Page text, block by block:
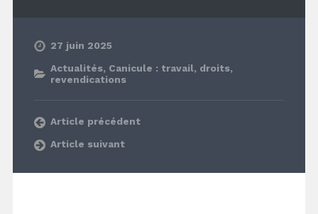
27 juin 2025
Actualités, Canicule : travail, droits,
revendications
Article précédent
Article suivant